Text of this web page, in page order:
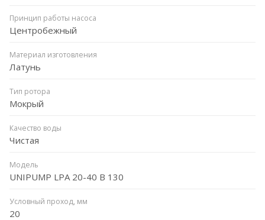
Принцип работы насоса
Центробежный
Материал изготовления
Латунь
Тип ротора
Мокрый
Качество воды
Чистая
Модель
UNIPUMP LPA 20-40 B 130
Условный проход, мм
20